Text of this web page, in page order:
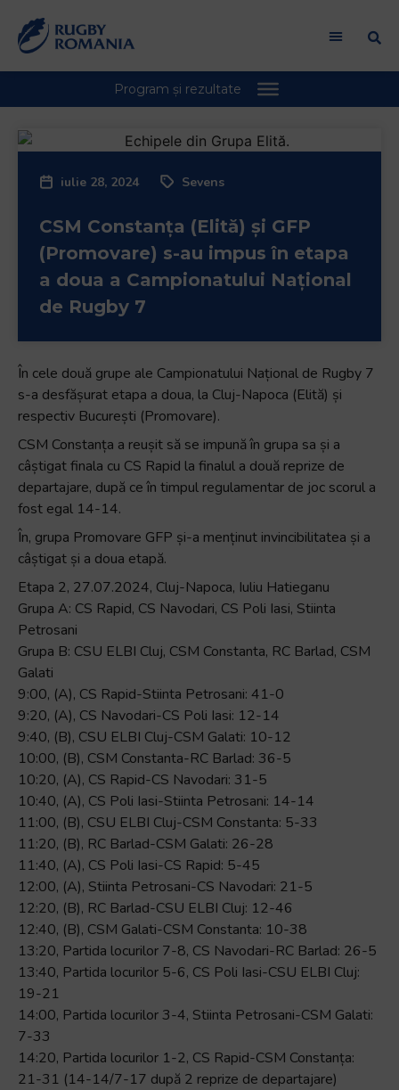
in
screen
Accessibility
press
"Ctrl
This
shortcut
activates
the
screen
reader
help
you
navigate
and
interact
with
the
content.
iulie 28, 2024 Sevens
CSM Constanța (Elită) și GFP
(Promovare) s-au impus în etapa
a doua a Campionatului Național
de Rugby 7
În cele două grupe ale Campionatului Național de Rugby 7
s-a desfășurat etapa a doua, la Cluj-Napoca (Elită) și
respectiv București (Promovare).
CSM Constanța a reușit să se impună în grupa sa și a
câștigat finala cu CS Rapid la finalul a două reprize de
departajare, după ce în timpul regulamentar de joc scorul a
fost egal 14-14.
În, grupa Promovare GFP și-a menținut invincibilitatea și a
câștigat și a doua etapă.
Etapa 2, 27.07.2024, Cluj-Napoca, Iuliu Hatieganu
Grupa A: CS Rapid, CS Navodari, CS Poli Iasi, Stiinta
Petrosani
Grupa B: CSU ELBI Cluj, CSM Constanta, RC Barlad, CSM
Galati
9:00, (A), CS Rapid-Stiinta Petrosani: 41-0
9:20, (A), CS Navodari-CS Poli Iasi: 12-14
9:40, (B), CSU ELBI Cluj-CSM Galati: 10-12
10:00, (B), CSM Constanta-RC Barlad: 36-5
10:20, (A), CS Rapid-CS Navodari: 31-5
10:40, (A), CS Poli Iasi-Stiinta Petrosani: 14-14
11:00, (B), CSU ELBI Cluj-CSM Constanta: 5-33
11:20, (B), RC Barlad-CSM Galati: 26-28
11:40, (A), CS Poli Iasi-CS Rapid: 5-45
12:00, (A), Stiinta Petrosani-CS Navodari: 21-5
12:20, (B), RC Barlad-CSU ELBI Cluj: 12-46
12:40, (B), CSM Galati-CSM Constanta: 10-38
13:20, Partida locurilor 7-8, CS Navodari-RC Barlad: 26-5
13:40, Partida locurilor 5-6, CS Poli Iasi-CSU ELBI Cluj:
19-21
14:00, Partida locurilor 3-4, Stiinta Petrosani-CSM Galati:
7-33
14:20, Partida locurilor 1-2, CS Rapid-CSM Constanța:
21-31 (14-14/7-17 după 2 reprize de departajare)